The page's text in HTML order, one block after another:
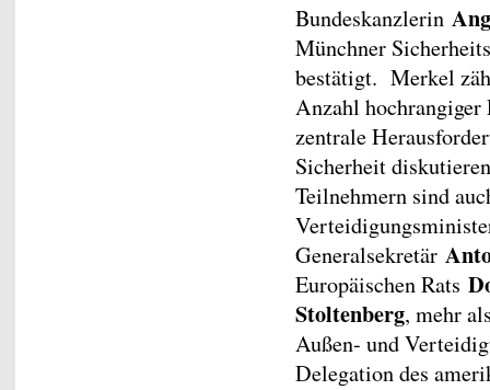
Bundeskanzlerin
Münchner
bestätigt. Merkel
Anzahl hochrangiger
zentrale
Sicherheit
Teilnehmern sind
Generalsekretär
Europäischen Rats
Stoltenberg, mehr
Außen- und
Delegation des